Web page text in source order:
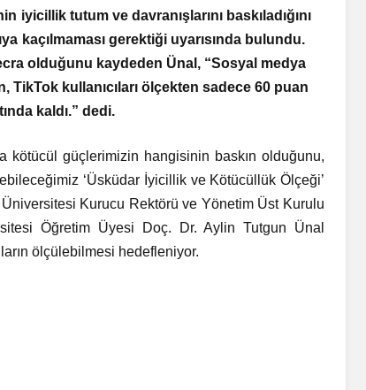
tutum ve davranışlarını baskıladığını
kaçılmaması gerektiği uyarısında bulundu.
olduğunu kaydeden Ünal, “Sosyal medya
TikTok kullanıcıları ölçekten sadece 60 puan
kaldı.” dedi.
kötücül güçlerimizin hangisinin baskın olduğunu,
‘Üsküdar İyicillik ve Kötücüllük Ölçeği’
Kurucu Rektörü ve Yönetim Üst Kurulu
Öğretim Üyesi Doç. Dr. Aylin Tutgun Ünal
ölçülebilmesi hedefleniyor.